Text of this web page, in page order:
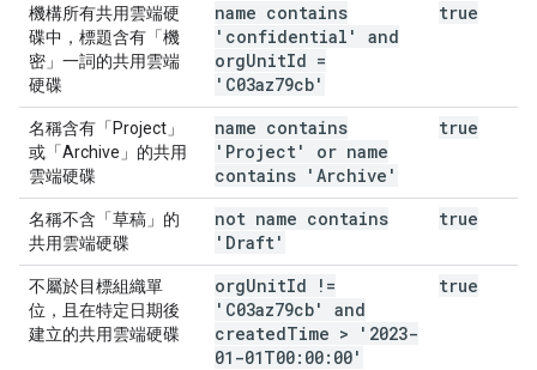
機構所有共用雲端硬
碟中，標題含有「機
密」一詞的共用雲端
硬碟
name contains
'confidential' and
orgUnitId =
'C03az79cb'
true
名稱含有「Project」
或「Archive」的共用
雲端硬碟
name contains
'Project' or name
contains 'Archive'
true
名稱不含「草稿」的
共用雲端硬碟
not name contains
'Draft'
true
不屬於目標組織單
位，且在特定日期後
建立的共用雲端硬碟
orgUnitId !=
'C03az79cb' and
createdTime > '2023-
01-01T00:00:00'
true